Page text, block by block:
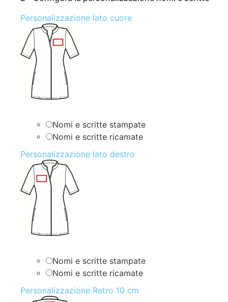
Personalizzazione lato cuore
Nomi e scritte stampate
Nomi e scritte ricamate
Personalizzazione lato destro
Nomi e scritte stampate
Nomi e scritte ricamate
Personalizzazione Retro 10 cm